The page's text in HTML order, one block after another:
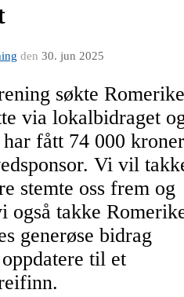
den 30. jun 2025
søkte Romerike
via lokalbidraget
fått 74 000 kroner
Vi vil
stemte oss frem og
også takke
generøse bidrag
til et